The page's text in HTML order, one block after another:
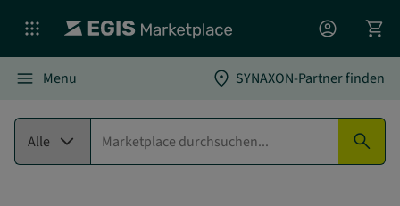
account_circle
shopping_cart
menu Menu location_on SYNAXON-Partner finden
Alle expand_more search